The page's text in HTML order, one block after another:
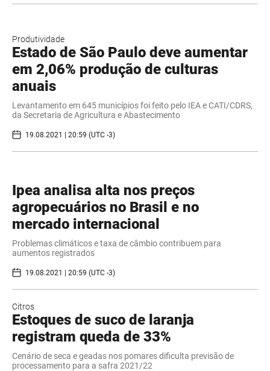
Produtividade
Estado de São Paulo deve aumentar
em 2,06% produção de culturas
anuais
Levantamento em 645 municípios foi feito pelo IEA e CATI/CDRS,
da Secretaria de Agricultura e Abastecimento
19.08.2021 | 20:59 (UTC -3)
Ipea analisa alta nos preços
agropecuários no Brasil e no
mercado internacional
Problemas climáticos e taxa de câmbio contribuem para
aumentos registrados
19.08.2021 | 20:59 (UTC -3)
Citros
Estoques de suco de laranja
registram queda de 33%
Cenário de seca e geadas nos pomares dificulta previsão de
processamento para a safra 2021/22